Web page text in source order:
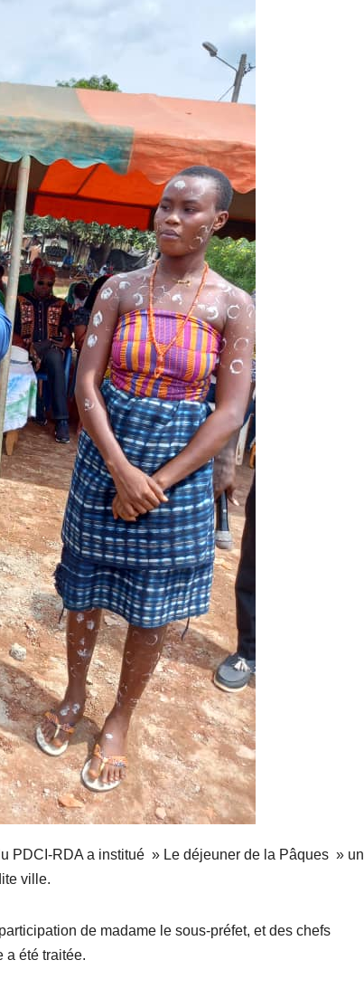
PDCI-RDA a institué » Le déjeuner de la Pâques » un
ville.
de madame le sous-préfet, et des chefs
a été traitée.